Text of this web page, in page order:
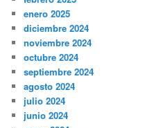
enero 2025
diciembre 2024
noviembre 2024
octubre 2024
septiembre 2024
agosto 2024
julio 2024
junio 2024